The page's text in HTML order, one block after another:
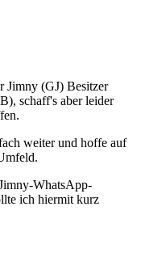
Jimny (GJ) Besitzer
schaff's aber leider
weiter und hoffe auf
WhatsApp-
ich hiermit kurz